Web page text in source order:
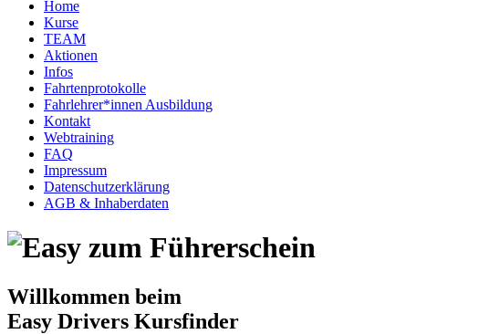
Home
Kurse
TEAM
Aktionen
Infos
Fahrtenprotokolle
Fahrlehrer*innen Ausbildung
Kontakt
Webtraining
FAQ
Impressum
Datenschutzerklärung
AGB & Inhaberdaten
Willkommen beim
Easy Drivers Kursfinder